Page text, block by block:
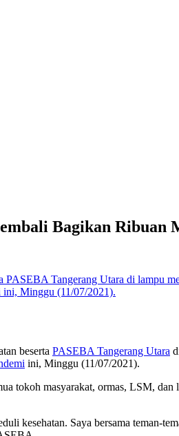
Bagikan Ribuan
beserta PASEBA Tangerang Utara
ini, Minggu (11/07/2021).
tokoh masyarakat, ormas, LSM,
kesehatan. Saya bersama teman-